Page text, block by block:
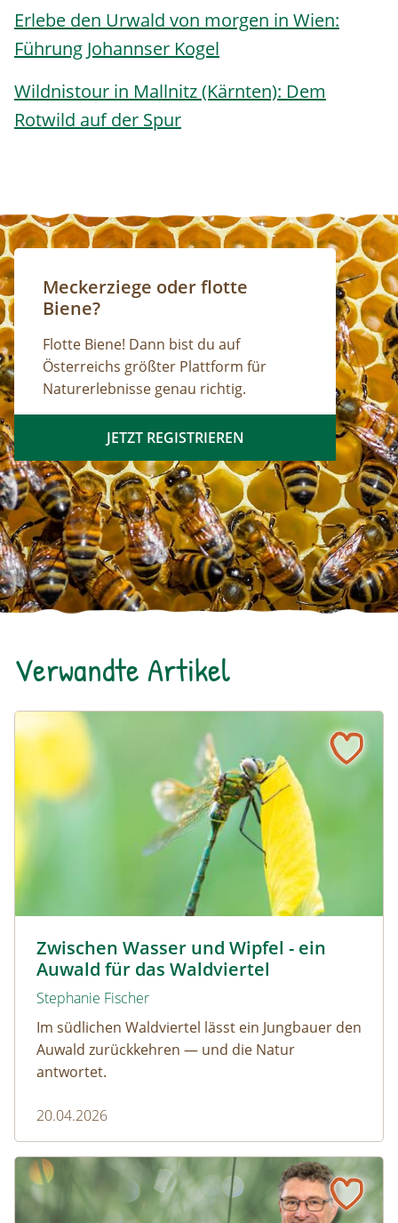
Erlebe den Urwald von morgen in Wien:
Führung Johannser Kogel
Wildnistour in Mallnitz (Kärnten): Dem
Rotwild auf der Spur
Meckerziege oder flotte
Biene?
Flotte Biene! Dann bist du auf
Österreichs größter Plattform für
Naturerlebnisse genau richtig.
JETZT REGISTRIEREN
Verwandte Artikel
Zwischen Wasser und Wipfel - ein
Auwald für das Waldviertel
Stephanie Fischer
Im südlichen Waldviertel lässt ein Jungbauer den
Auwald zurückkehren — und die Natur
antwortet.
20.04.2026
Zwischen Wasser und Wipfel - ein Auwald für das
Naturmagazin: Mit Daten für die Vielfalt: Interview mit
Mit Daten für die Vielfalt: Interview mit Michael Jungmeier